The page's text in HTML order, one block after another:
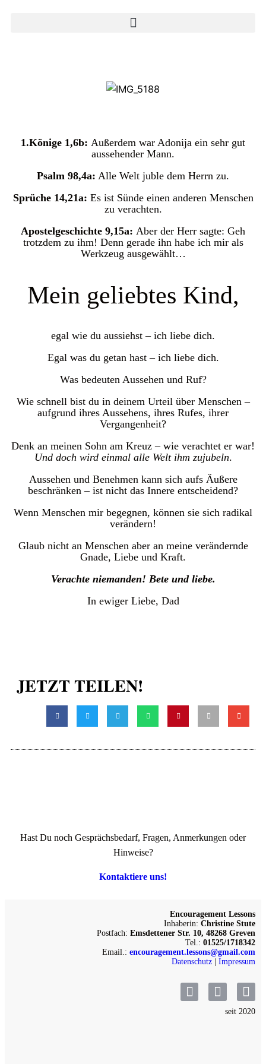
1.Könige 1,6b: Außerdem war Adonija ein sehr gut
aussehender Mann.
Psalm 98,4a: Alle Welt juble dem Herrn zu.
Sprüche 14,21a: Es ist Sünde einen anderen Menschen
zu verachten.
Apostelgeschichte 9,15a: Aber der Herr sagte: Geh
trotzdem zu ihm! Denn gerade ihn habe ich mir als
Werkzeug ausgewählt…
Mein geliebtes Kind,
egal wie du aussiehst – ich liebe dich.
Egal was du getan hast – ich liebe dich.
Was bedeuten Aussehen und Ruf?
Wie schnell bist du in deinem Urteil über Menschen –
aufgrund ihres Aussehens, ihres Rufes, ihrer
Vergangenheit?
Denk an meinen Sohn am Kreuz – wie verachtet er war!
Und doch wird einmal alle Welt ihm zujubeln.
Aussehen und Benehmen kann sich aufs Äußere
beschränken – ist nicht das Innere entscheidend?
Wenn Menschen mir begegnen, können sie sich radikal
verändern!
Glaub nicht an Menschen aber an meine verändernde
Gnade, Liebe und Kraft.
Verachte niemanden! Bete und liebe.
In ewiger Liebe, Dad
JETZT TEILEN!
Hast Du noch Gesprächsbedarf, Fragen, Anmerkungen oder
Hinweise?
Kontaktiere uns!
Encouragement Lessons
Inhaberin: Christine Stute
Postfach: Emsdettener Str. 10, 48268 Greven
Tel.: 01525/1718342
Email.: encouragement.lessons@gmail.com
Datenschutz
Impressum
seit 2020